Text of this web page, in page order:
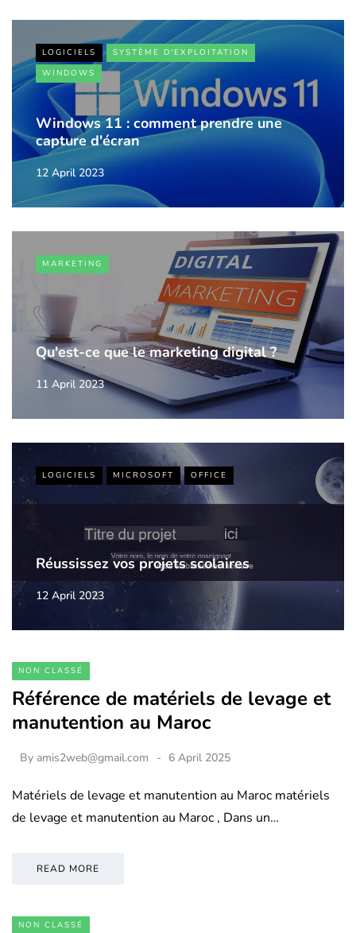
LOGICIELS
SYSTÈME D'EXPLOITATION
WINDOWS
Windows 11 : comment prendre une
capture d'écran
12 April 2023
MARKETING
Qu'est-ce que le marketing digital ?
11 April 2023
LOGICIELS MICROSOFT OFFICE
Réussissez vos projets scolaires
12 April 2023
NON CLASSÉ
Référence de matériels de levage et
manutention au Maroc
By amis2web@gmail.com 6 April 2025
Matériels de levage et manutention au Maroc matériels
de levage et manutention au Maroc , Dans un…
READ MORE
NON CLASSÉ